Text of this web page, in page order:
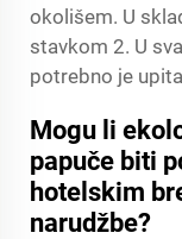
okolišem. U
stavkom 2. U
potrebno je
Mogu li
papuče biti
hotelskim
narudžbe?